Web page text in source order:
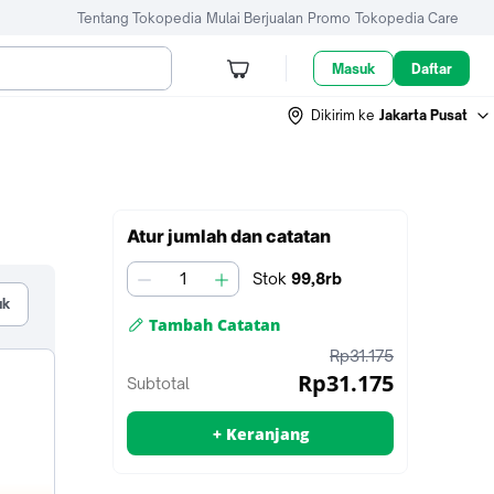
Tentang Tokopedia Mulai Berjualan Promo Tokopedia Care
Masuk Daftar
Dikirim ke Jakarta Pusat
Tambah
ke
keranjang
Atur jumlah dan catatan
jumlah Stok 99,8rb
Tambah Catatan
harga
sebelum
Rp31.175
Subtotal
Rp31.175
+ Keranjang
Tambah ke keranjang